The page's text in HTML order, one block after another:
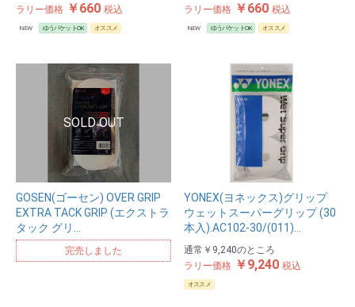
ラリー価格 ￥660 税込
NEW ゆうパケットOK オススメ
ラリー価格 ￥660 税込
NEW ゆうパケットOK オススメ
GOSEN(ゴーセン) OVER GRIP
EXTRA TACK GRIP (エクストラ
タック グリ…
完売しました
YONEX(ヨネックス)グリップ
ウェットスーパーグリップ (30
本入).AC102-30/(011)…
通常 ￥9,240のところ
ラリー価格 ￥9,240 税込
オススメ